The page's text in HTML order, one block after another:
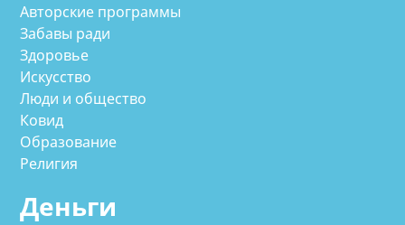
Авторские программы
Забавы ради
Здоровье
Искусство
Люди и общество
Ковид
Образование
Религия
Деньги